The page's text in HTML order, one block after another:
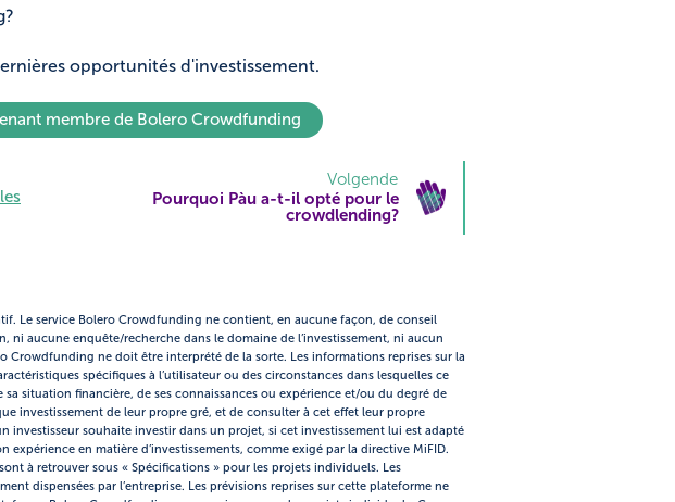
opportunités d'investissement.
membre de Bolero Crowdfunding
Volgende
Pourquoi Pàu a-t-il opté pour le
crowdlending?
Le service Bolero Crowdfunding ne contient, en aucune façon, de conseil
aucune enquête/recherche dans le domaine de l’investissement, ni aucun
ne doit être interprété de la sorte. Les informations reprises sur la
spécifiques à l’utilisateur ou des circonstances dans lesquelles ce
situation financière, de ses connaissances ou expérience et/ou du degré de
investissement de leur propre gré, et de consulter à cet effet leur propre
investisseur souhaite investir dans un projet, si cet investissement lui est adapté
en matière d’investissements, comme exigé par la directive MiFID.
à retrouver sous « Spécifications » pour les projets individuels. Les
dispensées par l’entreprise. Les prévisions reprises sur cette plateforme ne